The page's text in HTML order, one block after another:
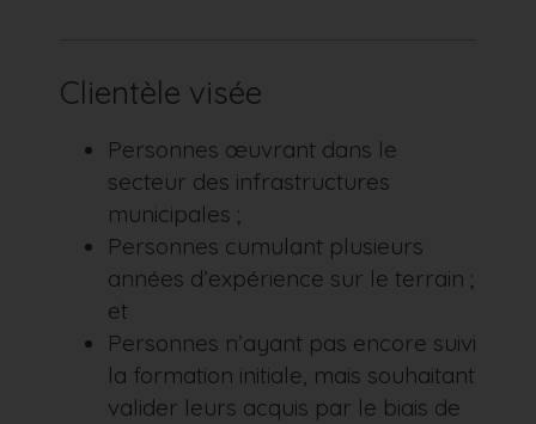
Clientèle visée
Personnes œuvrant dans le
secteur des infrastructures
municipales ;
Personnes cumulant plusieurs
années d’expérience sur le terrain ;
et
Personnes n’ayant pas encore suivi
la formation initiale, mais souhaitant
valider leurs acquis par le biais de